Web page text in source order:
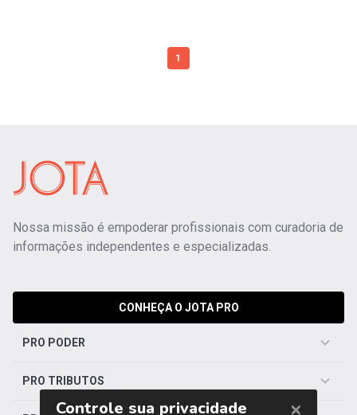
1
Nossa missão é empoderar profissionais com curadoria de
informações independentes e especializadas.
CONHEÇA O JOTA PRO
PRO PODER
PRO TRIBUTOS